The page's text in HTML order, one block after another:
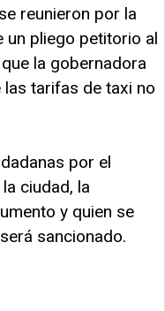
reunieron por la
un pliego petitorio al
la gobernadora
las tarifas de taxi no
por el
ciudad, la
y quien se
sancionado.